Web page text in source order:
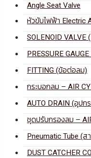
Angle Seat Valve
หัวขับไฟฟ้า Electric
SOLENOID VALVE
PRESSURE
FITTING (ข้อต่อลม)
กระบอกลม – AIR
AUTO DRAIN (อุป
ชุดปรับกรองลม –
Pneumatic Tube (ส
DUST CATCHER